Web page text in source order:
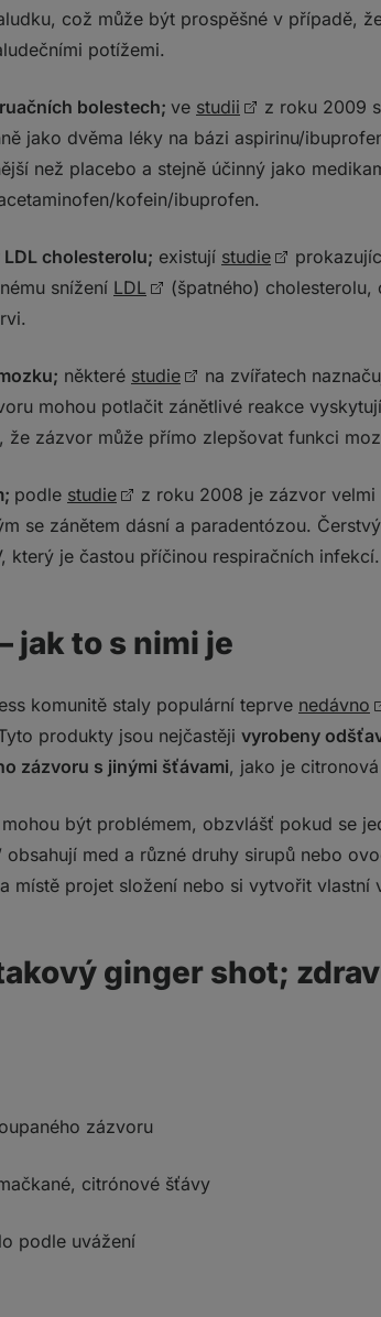
což může být prospěšné v případě,
potížemi.
bolestech; ve studii
z roku 2009
jako dvěma léky na bázi aspirinu/
než placebo a stejně účinný jako
kofein/ibuprofen.
cholesterolu; existují studie
snížení LDL
(špatného)
některé studie
na zvířatech
mohou potlačit zánětlivé reakce
, že zázvor může přímo zlepšovat funkci
podle studie
z roku 2008 je zázvor
se zánětem dásní a paradentózou.
který je častou příčinou respiračních infekcí.
jak to s nimi je
komunitě staly populární teprve nedávno
produkty jsou nejčastěji vyrobeny
zázvoru s jinými šťávami, jako je
být problémem, obzvlášť pokud se
obsahují med a různé druhy sirupů nebo
místě projet složení nebo si vytvořit vlastní
ginger shot;
zázvoru
citrónové šťávy
podle uvážení